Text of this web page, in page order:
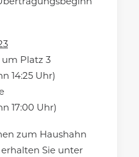
Platz 3
14:25 Uhr)
17:00 Uhr)
zum Haushahn
Sie unter